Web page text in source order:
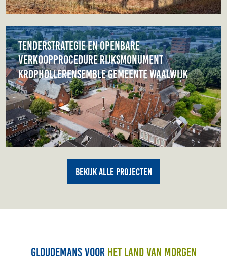
Tenderstrategie en openbare
verkoopprocedure Rijksmonument
Krophollerensemble gemeente Waalwijk
Bekijk alle projecten
Gloudemans voor het land van morgen